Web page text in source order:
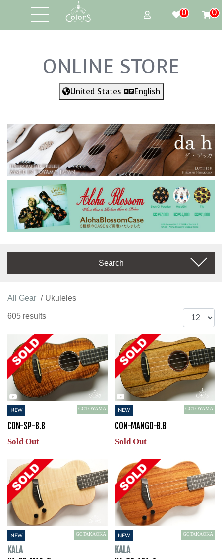
0 0
ONLINE STORE
United States English
Search
All Gear Ukuleles
605 results
NEW GCTOYAMA
CON-SP-B.B
Sold Out
NEW GCTOYAMA
CON-MANGO-B.B
Sold Out
NEW GCTAKAOKA
KALA
NEW GCTAKAOKA
KALA